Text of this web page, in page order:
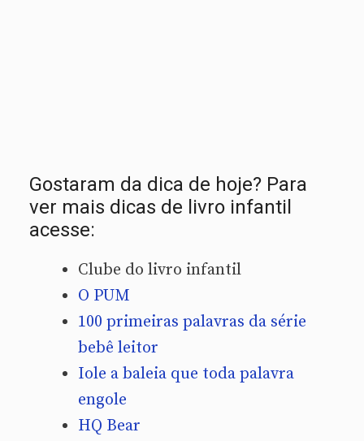
Gostaram da dica de hoje? Para
ver mais dicas de livro infantil
acesse:
Clube do livro infantil
O PUM
100 primeiras palavras da série
bebê leitor
Iole a baleia que toda palavra
engole
HQ Bear